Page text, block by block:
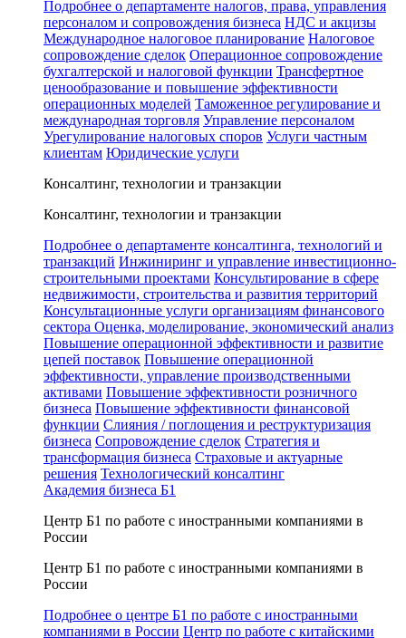
Подробнее о департаменте налогов, права, управления
персоналом и сопровождения бизнеса НДС и акцизы
Международное налоговое планирование Налоговое
сопровождение сделок Операционное сопровождение
бухгалтерской и налоговой функции Трансфертное
ценообразование и повышение эффективности
операционных моделей Таможенное регулирование и
международная торговля Управление персоналом
Урегулирование налоговых споров Услуги частным
клиентам Юридические услуги
Консалтинг, технологии и транзакции
Консалтинг, технологии и транзакции
Подробнее о департаменте консалтинга, технологий и
транзакций Инжиниринг и управление инвестиционно-
строительными проектами Консультирование в сфере
недвижимости, строительства и развития территорий
Консультационные услуги организациям финансового
сектора Оценка, моделирование, экономический анализ
Повышение операционной эффективности и развитие
цепей поставок Повышение операционной
эффективности, управление производственными
активами Повышение эффективности розничного
бизнеса Повышение эффективности финансовой
функции Слияния / поглощения и реструктуризация
бизнеса Сопровождение сделок Стратегия и
трансформация бизнеса Страховые и актуарные
решения Технологический консалтинг
Академия бизнеса Б1
Центр Б1 по работе с иностранными компаниями в
России
Центр Б1 по работе с иностранными компаниями в
России
Подробнее о центре Б1 по работе с иностранными
компаниями в России Центр по работе с китайскими